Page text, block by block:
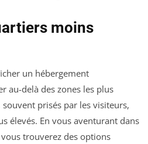
moins
un hébergement
au-delà des zones les plus
prisés par les visiteurs,
élevés. En vous aventurant dans
trouverez des options